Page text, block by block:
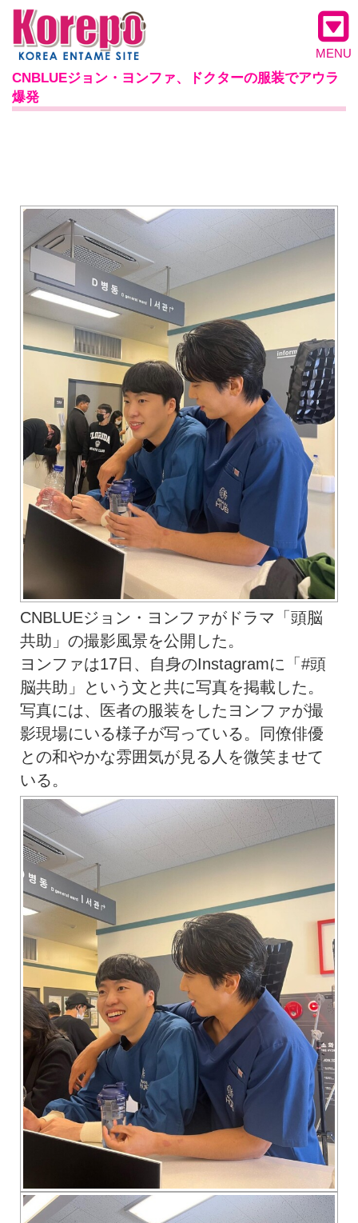
MENU
CNBLUEジョン・ヨンファ、ドクターの服装でアウラ
爆発
CNBLUEジョン・ヨンファがドラマ「頭脳
共助」の撮影風景を公開した。
ヨンファは17日、自身のInstagramに「#頭
脳共助」という文と共に写真を掲載した。
写真には、医者の服装をしたヨンファが撮
影現場にいる様子が写っている。同僚俳優
との和やかな雰囲気が見る人を微笑ませて
いる。